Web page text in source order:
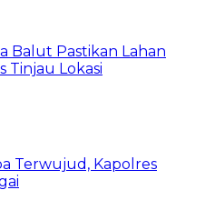
Balut Pastikan Lahan
Tinjau Lokasi
Terwujud, Kapolres